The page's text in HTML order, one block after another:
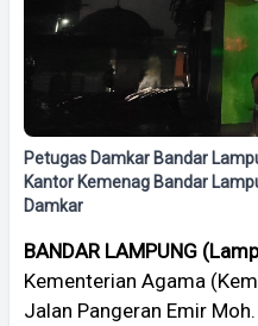
Petugas Damkar Bandar
Kantor Kemenag Bandar
Damkar
BANDAR LAMPUNG
Kementerian Agama
Jalan Pangeran Emir